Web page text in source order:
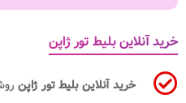
خرید آنلاین بلیط تور ژاپن
خرید آنلاین بلیط تور ژاپن